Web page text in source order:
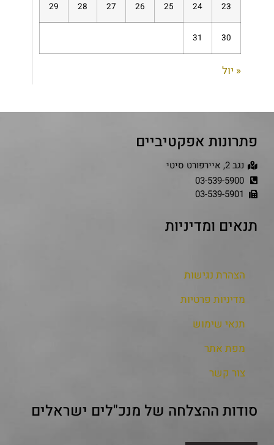
23
24
25
26
27
28
29
30
31
« יול
פתרונות אפקטיביים
נגב 2, איירפורט סיטי
03-539-5900
03-539-5901
תנאים ומדיניות
הצהרת נגישות
מדיניות פרטיות
תנאי שימוש
מפת אתר
צור קשר
סודות ההצלחה של מנכ"לים ישראלים